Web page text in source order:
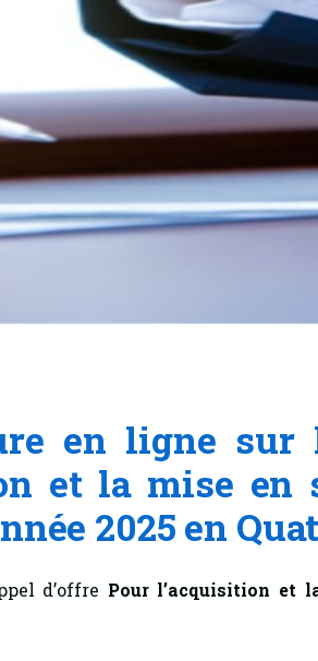
en ligne
et la mise en
2025 en
d’offre Pour l’acquisition et